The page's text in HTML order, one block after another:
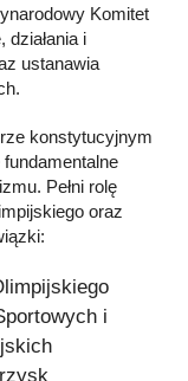
Komitet
i
ustanawia
konstytucyjnym
Pełni rolę
oraz
i